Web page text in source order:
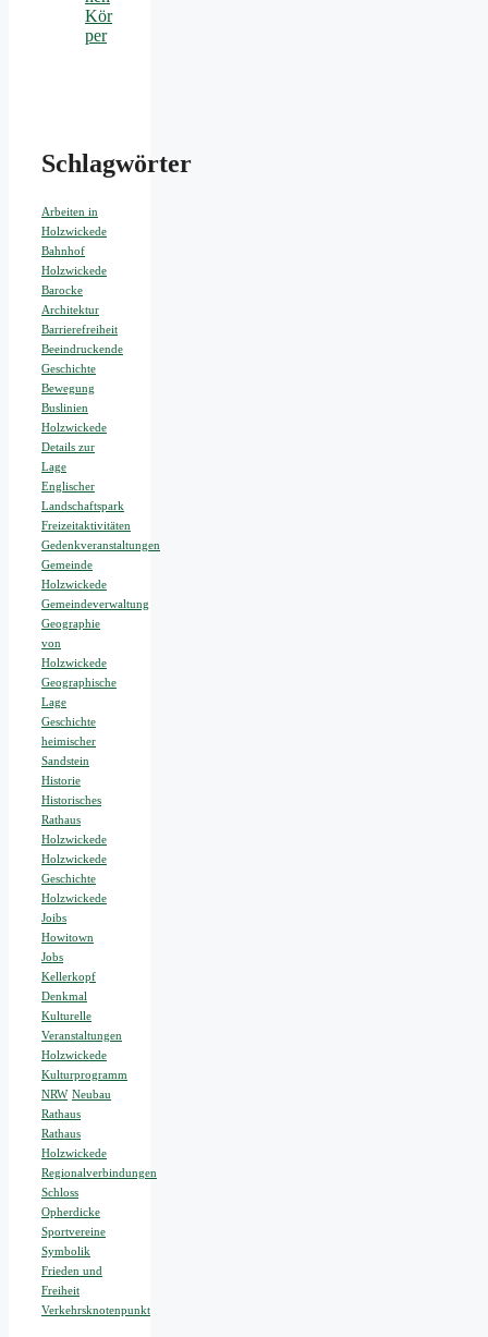
Kör
per
Schlagwörter
Arbeiten in
Holzwickede
Bahnhof
Holzwickede
Barocke
Architektur
Barrierefreiheit
Beeindruckende
Geschichte
Bewegung
Buslinien
Holzwickede
Details zur
Lage
Englischer
Landschaftspark
Freizeitaktivitäten
Gedenkveranstaltungen
Gemeinde
Holzwickede
Gemeindeverwaltung
Geographie
von
Holzwickede
Geographische
Lage
Geschichte
heimischer
Sandstein
Historie
Historisches
Rathaus
Holzwickede
Holzwickede
Geschichte
Holzwickede
Joibs
Howitown
Jobs
Kellerkopf
Denkmal
Kulturelle
Veranstaltungen
Holzwickede
Kulturprogramm
NRW Neubau
Rathaus
Rathaus
Holzwickede
Regionalverbindungen
Schloss
Opherdicke
Sportvereine
Symbolik
Frieden und
Freiheit
Verkehrsknotenpunkt